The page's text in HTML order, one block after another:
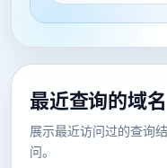
最近查询的域名
展示最近访问过的查询
问。